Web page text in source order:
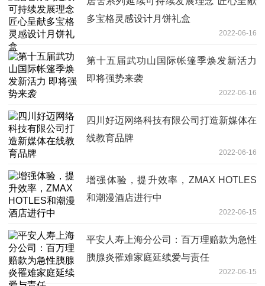
多宝格灵感设计月饼礼盒
2022-06-16
第十五届武功山国际帐篷季焕发新活力
即将强势来袭
2022-06-16
四川好迈网络科技有限公司打造新媒体在
线教育品牌
2022-06-16
增强体验，提升效率，ZMAX HOTLES
和潮漫酒店进行中
2022-06-15
平安人寿上海分公司：百万理赔款为急性
胰腺炎罹难家庭延续爱与责任
2022-06-15